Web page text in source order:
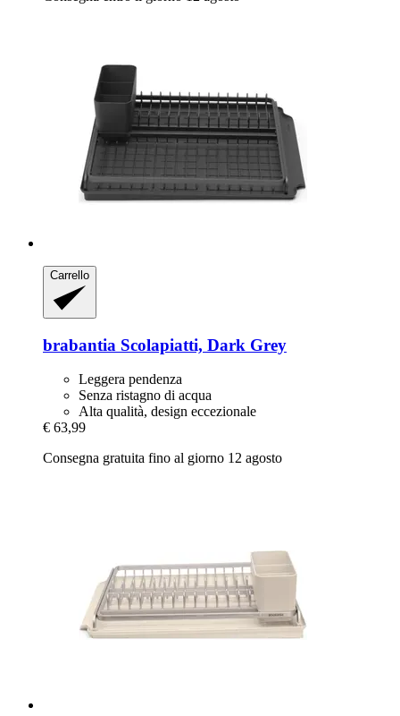
Carrello
brabantia Scolapiatti, Dark Grey
Leggera pendenza
Senza ristagno di acqua
Alta qualità, design eccezionale
€ 63,99
Consegna gratuita fino al giorno 12 agosto